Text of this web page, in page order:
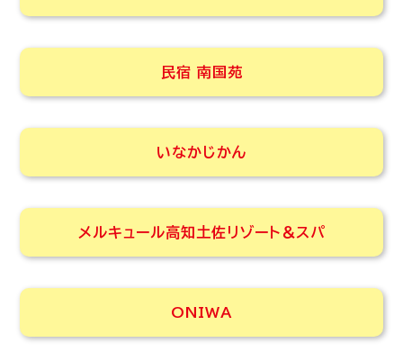
民宿 南国苑
いなかじかん
メルキュール高知土佐リゾート＆スパ
ONIWA